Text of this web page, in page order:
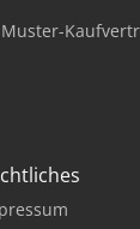
Muster-